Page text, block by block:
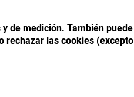
de medición. También
rechazar las cookies
our wide